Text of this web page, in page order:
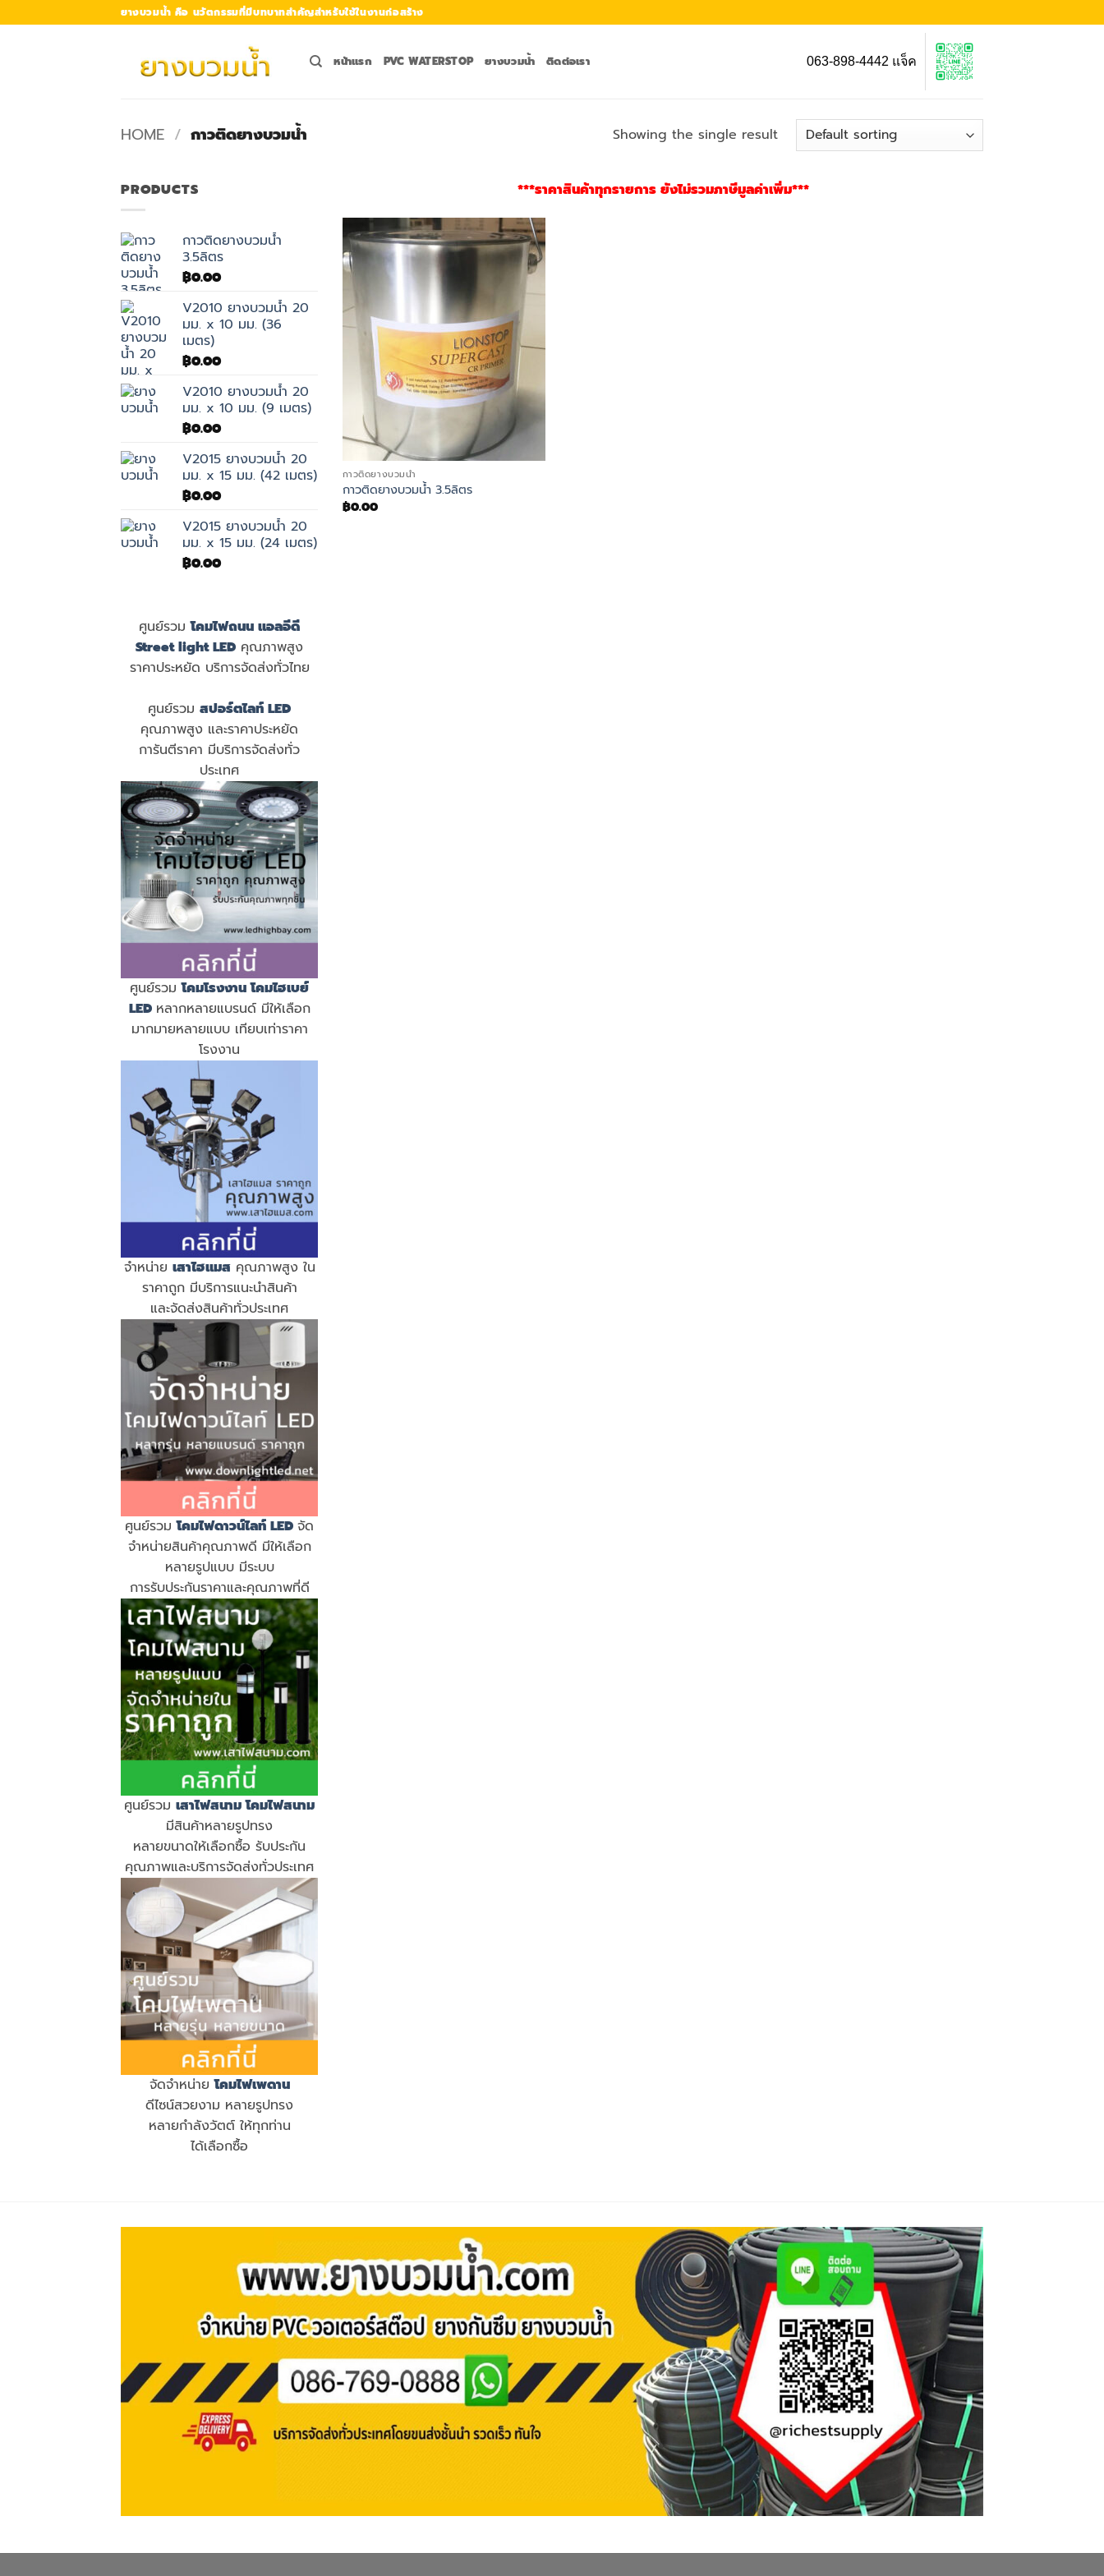
to
ยางบวมน้ำ คือ นวัตกรรมที่มีบทบาทสำคัญสำหรับใช้ในงานก่อสร้าง
หน้าแรก PVC WATERSTOP ยางบวมน้ำ ติดต่อเรา 063-898-4442 แจ็ค
HOME / กาวติดยางบวมน้ำ Showing the single result
PRODUCTS
กาวติดยางบวมน้ำ
3.5ลิตร
฿0.00
V2010 ยางบวมน้ำ 20
มม. x 10 มม. (36
เมตร)
฿0.00
V2010 ยางบวมน้ำ 20
มม. x 10 มม. (9 เมตร)
฿0.00
V2015 ยางบวมน้ำ 20
มม. x 15 มม. (42 เมตร)
฿0.00
V2015 ยางบวมน้ำ 20
มม. x 15 มม. (24 เมตร)
฿0.00
ศูนย์รวมโคมไฟถนน แอลอีดี
Street light LED คุณภาพสูง
ราคาประหยัด บริการจัดส่งทั่วไทย
ศูนย์รวม สปอร์ตไลท์ LED
คุณภาพสูง และราคาประหยัด
การันตีราคา มีบริการจัดส่งทั่ว
ประเทศ
ศูนย์รวมโคมโรงงาน โคมไฮเบย์
LED หลากหลายแบรนด์ มีให้เลือก
มากมายหลายแบบ เทียบเท่าราคา
โรงงาน
จำหน่าย เสาไฮแมสคุณภาพสูง ใน
ราคาถูก มีบริการแนะนำสินค้า
และจัดส่งสินค้าทั่วประเทศ
ศูนย์รวมโคมไฟดาวน์ไลท์ LED จัด
จำหน่ายสินค้าคุณภาพดี มีให้เลือก
หลายรูปแบบ มีระบบ
การรับประกันราคาและคุณภาพที่ดี
ศูนย์รวม เสาไฟสนาม โคมไฟสนาม
มีสินค้าหลายรูปทรง
หลายขนาดให้เลือกซื้อ รับประกัน
คุณภาพและบริการจัดส่งทั่วประเทศ
จัดจำหน่ายโคมไฟเพดาน
ดีไซน์สวยงาม หลายรูปทรง
หลายกำลังวัตต์ ให้ทุกท่าน
ได้เลือกซื้อ
***ราคาสินค้าทุกรายการ ยังไม่รวมภาษีมูลค่าเพิ่ม***
กาวติดยางบวมน้ำ
กาวติดยางบวมน้ำ 3.5ลิตร
฿0.00